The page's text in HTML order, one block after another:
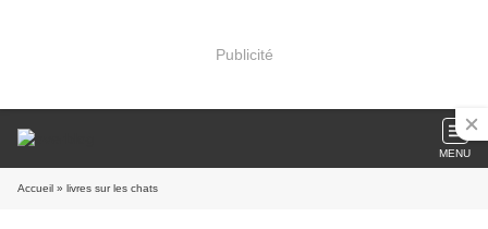
Publicité
MENU
Accueil » livres sur les chats